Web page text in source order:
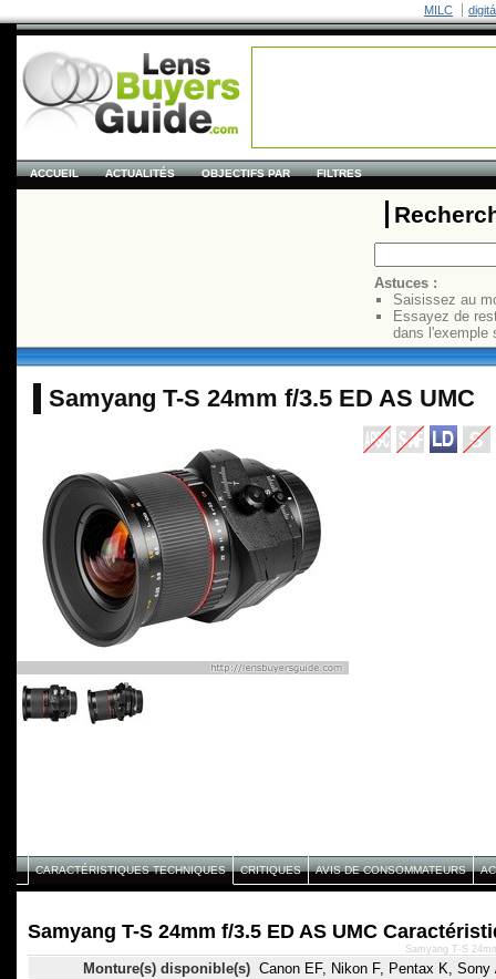
MILC
ACCUEIL ACTUALITÉS OBJECTIFS PAR FILTRES
Astuces :
Saisissez au
Essayez de
dans
Samyang T-S 24mm f/3.5 ED AS UMC
CARACTÉRISTIQUES TECHNIQUES CRITIQUES AVIS DE CONSOMMATEURS
Samyang T-S 24mm f/3.5 ED AS UMC
Monture(s) disponible(s) Canon EF, Nikon F, Pentax K,
Samyang T-S